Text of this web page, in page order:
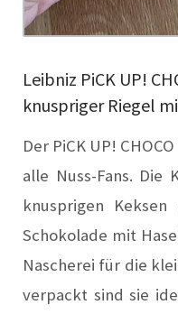
Leibniz PiCK UP!
knuspriger Riegel
Der PiCK UP!
alle Nuss-Fans. Die
knusprigen
Schokolade mit
Nascherei für die
verpackt sind sie